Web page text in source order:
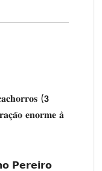
(𝟯
𝐞𝐧𝐨𝐫𝐦𝐞 𝐚̀
𝗣𝗲𝗿𝗲𝗶𝗿𝗼